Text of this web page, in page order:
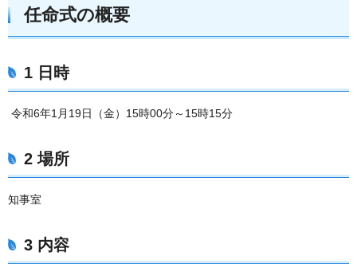
任命式の概要
1 日時
令和6年1月19日（金）15時00分～15時15分
2 場所
知事室
3 内容